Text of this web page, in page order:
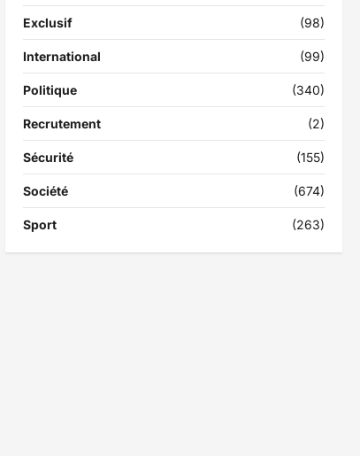
Exclusif (98)
International (99)
Politique (340)
Recrutement (2)
Sécurité (155)
Société (674)
Sport (263)